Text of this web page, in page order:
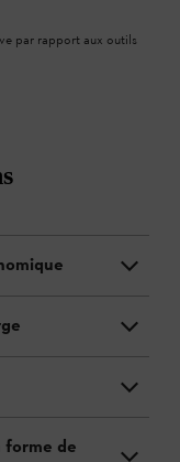
par rapport aux outils
forme de